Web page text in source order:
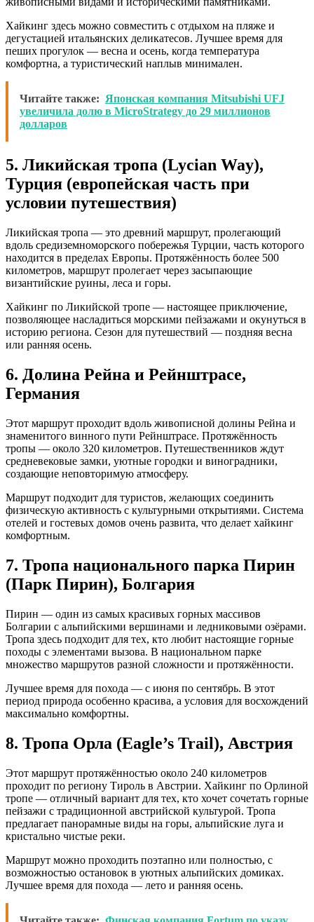
Хайкинг здесь можно совместить с отдыхом на пляже и
дегустацией итальянских деликатесов. Лучшее время для
пеших прогулок — весна и осень, когда температура
комфортна, а туристический наплыв минимален.
Читайте также: Японская компания Mitsubishi UFJ
увеличила долю в MicroStrategy до 29 миллионов
долларов
5. Ликийская тропа (Lycian Way),
Турция (европейская часть при
условии путешествия)
Ликийская тропа — это древний маршрут, пролегающий
вдоль средиземноморского побережья Турции, часть которого
находится в пределах Европы. Протяжённость более 500
километров, маршрут пролегает через засыпающие
византийские руины, леса и горы.
Хайкинг по Ликийской тропе — настоящее приключение,
позволяющее насладиться морскими пейзажами и окунуться в
историю региона. Сезон для путешествий — поздняя весна
или ранняя осень.
6. Долина Рейна и Рейнштрасе,
Германия
Этот маршрут проходит вдоль живописной долины Рейна и
знаменитого винного пути Рейнштрасе. Протяжённость
тропы — около 320 километров. Путешественников ждут
средневековые замки, уютные городки и виноградники,
создающие неповторимую атмосферу.
Маршрут подходит для туристов, желающих соединить
физическую активность с культурными открытиями. Система
отелей и гостевых домов очень развита, что делает хайкинг
комфортным.
7. Тропа национального парка Пирин
(Парк Пирин), Болгария
Пирин — один из самых красивых горных массивов
Болгарии с альпийскими вершинами и ледниковыми озёрами.
Тропа здесь подходит для тех, кто любит настоящие горные
походы с элементами вызова. В национальном парке
множество маршрутов разной сложности и протяжённости.
Лучшее время для похода — с июня по сентябрь. В этот
период природа особенно красива, а условия для восхождений
максимально комфортны.
8. Тропа Орла (Eagle’s Trail), Австрия
Этот маршрут протяжённостью около 240 километров
проходит по региону Тироль в Австрии. Хайкинг по Орлиной
тропе — отличный вариант для тех, кто хочет сочетать горные
пейзажи с традиционной австрийской культурой. Тропа
предлагает панорамные виды на горы, альпийские луга и
кристально чистые реки.
Маршрут можно проходить поэтапно или полностью, с
возможностью остановок в уютных альпийских домиках.
Лучшее время для похода — лето и ранняя осень.